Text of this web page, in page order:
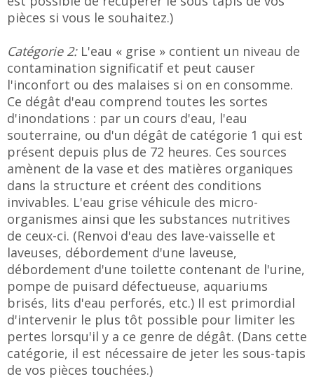
pièces si vous le souhaitez.)
Catégorie 2:L'eau « grise » contient un niveau de
contamination significatif et peut causer
l'inconfort ou des malaises si on en consomme.
Ce dégât d'eau comprend toutes les sortes
d'inondations : par un cours d'eau, l'eau
souterraine, ou d'un dégât de catégorie 1 qui est
présent depuis plus de 72 heures. Ces sources
amènent de la vase et des matières organiques
dans la structure et créent des conditions
invivables. L'eau grise véhicule des micro-
organismes ainsi que les substances nutritives
de ceux-ci. (Renvoi d'eau des lave-vaisselle et
laveuses, débordement d'une laveuse,
débordement d'une toilette contenant de l'urine,
pompe de puisard défectueuse, aquariums
brisés, lits d'eau perforés, etc.) Il est primordial
d'intervenir le plus tôt possible pour limiter les
pertes lorsqu'il y a ce genre de dégât. (Dans cette
catégorie, il est nécessaire de jeter les sous-tapis
de vos pièces touchées.)